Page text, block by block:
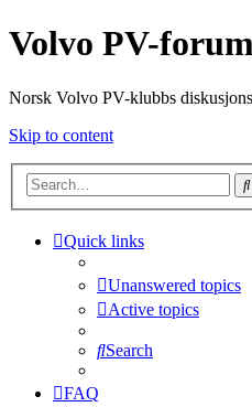
Volvo PV-
Norsk Volvo PV-klubbs
Skip to content
Quick links
Unanswered topics
Active topics
Search
FAQ